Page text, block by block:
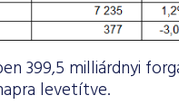
399,5 milliárdnyi
levetítve.